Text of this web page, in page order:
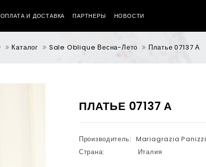
ОПЛАТА И ДОСТАВКА ПАРТНЕРЫ НОВОСТИ
Каталог Sale Oblique Весна-Лето Платье 07137 А
ПЛАТЬЕ 07137 А
Производитель: Mariagrazia Panizzi
Страна:
Италия